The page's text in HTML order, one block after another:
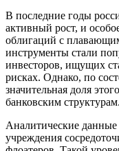
В последние годы
активный рост, и
облигаций с
инструменты стали
инвесторов, ищущих
рисках. Однако, по
значительная доля
банковским структурам.
Аналитические
учреждения